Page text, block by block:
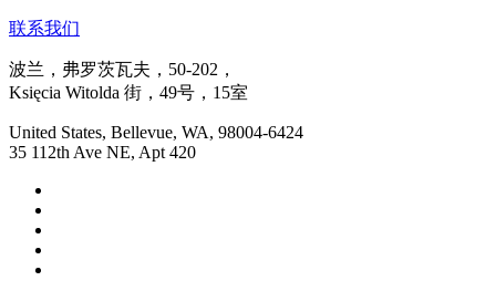
联系我们
波兰，弗罗茨瓦夫，50-202，
Księcia Witolda 街，49号，15室
United States, Bellevue, WA, 98004-6424
35 112th Ave NE, Apt 420